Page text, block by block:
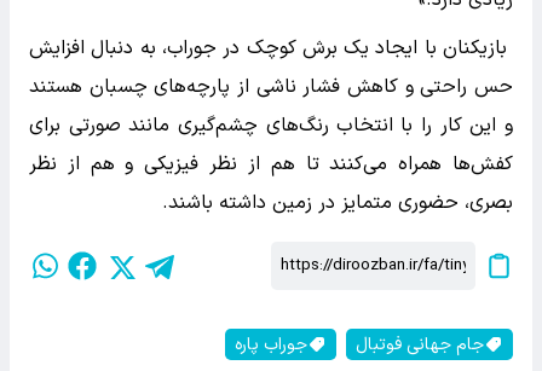
بازیکنان با ایجاد یک برش کوچک در جوراب، به دنبال افزایش
حس راحتی و کاهش فشار ناشی از پارچه‌های چسبان هستند
و این کار را با انتخاب رنگ‌های چشم‌گیری مانند صورتی برای
کفش‌ها همراه می‌کنند تا هم از نظر فیزیکی و هم از نظر
بصری، حضوری متمایز در زمین داشته باشند.
جام جهانی فوتبال جوراب پاره